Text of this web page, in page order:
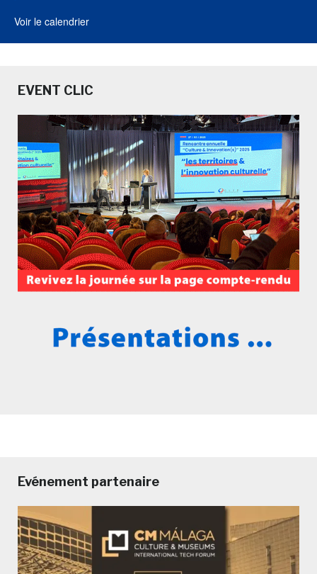
Voir le calendrier
EVENT CLIC
Evénement partenaire